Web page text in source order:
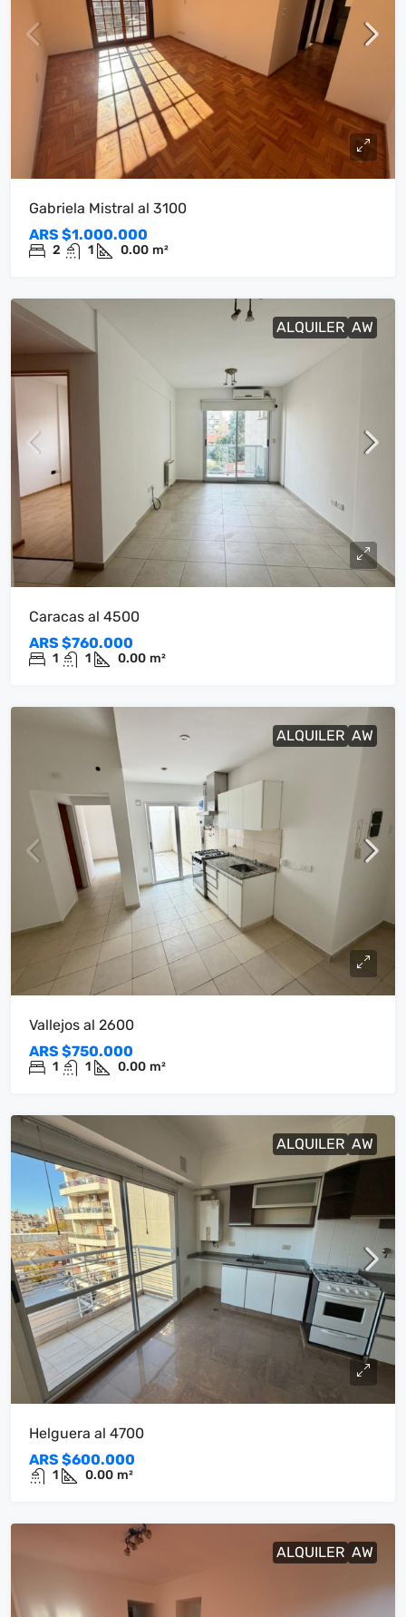
Gabriela Mistral al 3100
ARS $1.000.000
2 1 0.00 m²
ALQUILER AW
Caracas al 4500
ARS $760.000
1 1 0.00 m²
ALQUILER AW
Vallejos al 2600
ARS $750.000
1 1 0.00 m²
ALQUILER AW
Helguera al 4700
ARS $600.000
1 0.00 m²
ALQUILER AW